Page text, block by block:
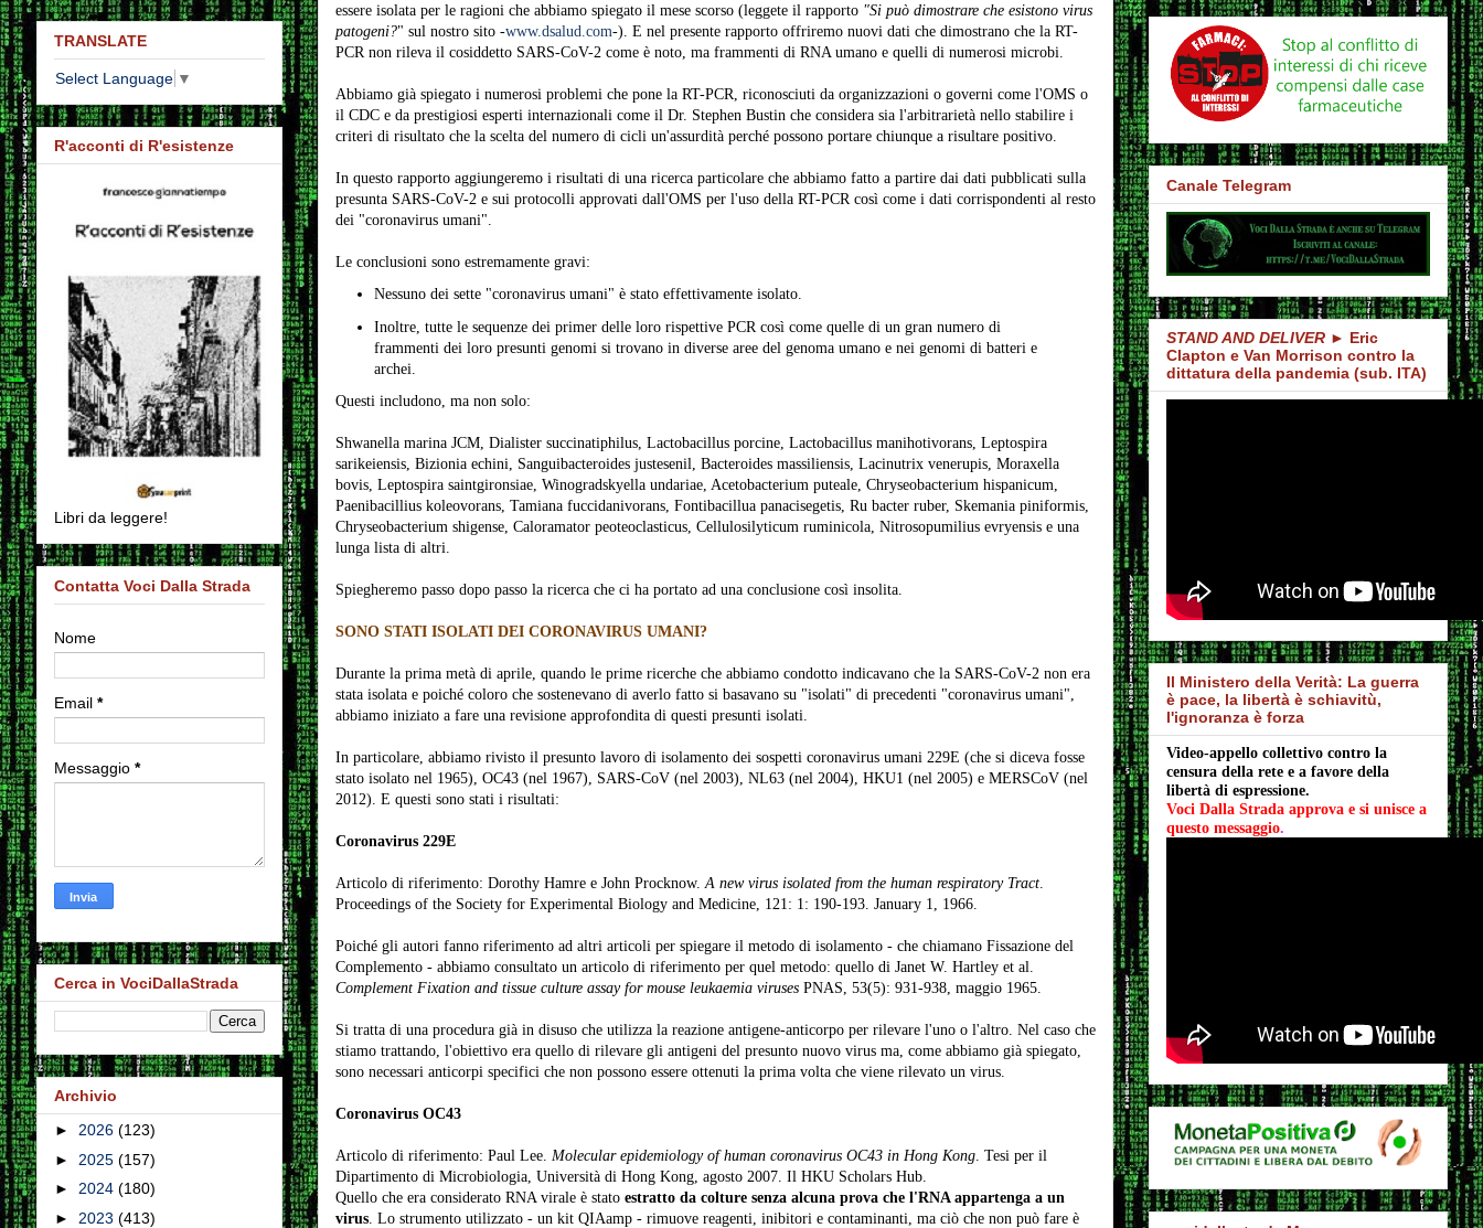
essere isolata per le ragioni che abbiamo spiegato il mese scorso (leggete il rapporto "Si può dimostrare che esistono virus
patogeni?" sul nostro sito -www.dsalud.com-). E nel presente rapporto offriremo nuovi dati che dimostrano che la RT-
PCR non rileva il cosiddetto SARS-CoV-2 come è noto, ma frammenti di RNA umano e quelli di numerosi microbi.
Abbiamo già spiegato i numerosi problemi che pone la RT-PCR, riconosciuti da organizzazioni o governi come l'OMS o
il CDC e da prestigiosi esperti internazionali come il Dr. Stephen Bustin che considera sia l'arbitrarietà nello stabilire i
criteri di risultato che la scelta del numero di cicli un'assurdità perché possono portare chiunque a risultare positivo.
In questo rapporto aggiungeremo i risultati di una ricerca particolare che abbiamo fatto a partire dai dati pubblicati sulla
presunta SARS-CoV-2 e sui protocolli approvati dall'OMS per l'uso della RT-PCR così come i dati corrispondenti al resto
dei "coronavirus umani".
Le conclusioni sono estremamente gravi:
Nessuno dei sette "coronavirus umani" è stato effettivamente isolato.
Inoltre, tutte le sequenze dei primer delle loro rispettive PCR così come quelle di un gran numero di
frammenti dei loro presunti genomi si trovano in diverse aree del genoma umano e nei genomi di batteri e
archei.
Questi includono, ma non solo:
Shwanella marina JCM, Dialister succinatiphilus, Lactobacillus porcine, Lactobacillus manihotivorans, Leptospira
sarikeiensis, Bizionia echini, Sanguibacteroides justesenil, Bacteroides massiliensis, Lacinutrix venerupis, Moraxella
bovis, Leptospira saintgironsiae, Winogradskyella undariae, Acetobacterium puteale, Chryseobacterium hispanicum,
Paenibacillius koleovorans, Tamiana fuccidanivorans, Fontibacillua panacisegetis, Ru bacter ruber, Skemania piniformis,
Chryseobacterium shigense, Caloramator peoteoclasticus, Cellulosilyticum ruminicola, Nitrosopumilius evryensis e una
lunga lista di altri.
Spiegheremo passo dopo passo la ricerca che ci ha portato ad una conclusione così insolita.
SONO STATI ISOLATI DEI CORONAVIRUS UMANI?
Durante la prima metà di aprile, quando le prime ricerche che abbiamo condotto indicavano che la SARS-CoV-2 non era
stata isolata e poiché coloro che sostenevano di averlo fatto si basavano su "isolati" di precedenti "coronavirus umani",
abbiamo iniziato a fare una revisione approfondita di questi presunti isolati.
In particolare, abbiamo rivisto il presunto lavoro di isolamento dei sospetti coronavirus umani 229E (che si diceva fosse
stato isolato nel 1965), OC43 (nel 1967), SARS-CoV (nel 2003), NL63 (nel 2004), HKU1 (nel 2005) e MERSCoV (nel
2012). E questi sono stati i risultati:
Coronavirus 229E
Articolo di riferimento: Dorothy Hamre e John Procknow.A new virus isolated from the human respiratory Tract.
Proceedings of the Society for Experimental Biology and Medicine, 121: 1: 190-193. January 1, 1966.
Poiché gli autori fanno riferimento ad altri articoli per spiegare il metodo di isolamento - che chiamano Fissazione del
Complemento - abbiamo consultato un articolo di riferimento per quel metodo: quello di Janet W. Hartley et al.
Complement Fixation and tissue culture assay for mouse leukaemia viruses PNAS, 53(5): 931-938, maggio 1965.
Si tratta di una procedura già in disuso che utilizza la reazione antigene-anticorpo per rilevare l'uno o l'altro. Nel caso che
stiamo trattando, l'obiettivo era quello di rilevare gli antigeni del presunto nuovo virus ma, come abbiamo già spiegato,
sono necessari anticorpi specifici che non possono essere ottenuti la prima volta che viene rilevato un virus.
Coronavirus OC43
Articolo di riferimento: Paul Lee. Molecular epidemiology of human coronavirus OC43 in Hong Kong. Tesi per il
Dipartimento di Microbiologia, Università di Hong Kong, agosto 2007. Il HKU Scholars Hub.
Quello che era considerato RNA virale è stato estratto da colture senza alcuna prova che l'RNA appartenga a un
virus. Lo strumento utilizzato - un kit QIAamp - rimuove reagenti, inibitori e contaminanti, ma ciò che non può fare è
TRANSLATE
Select Language ▼
R'acconti di R'esistenze
Libri da leggere!
Contatta Voci Dalla Strada
Nome
Email *
Messaggio *
Cerca in VociDallaStrada
Archivio
► 2026 (123)
► 2025 (157)
► 2024 (180)
► 2023 (413)
Canale Telegram
STAND AND DELIVER► Eric
Clapton e Van Morrison contro la
dittatura della pandemia (sub. ITA)
Il Ministero della Verità: La guerra
è pace, la libertà è schiavitù,
l'ignoranza è forza
Video-appello collettivo contro la
censura della rete e a favore della
libertà di espressione.
Voci Dalla Strada approva e si unisce a
questo messaggio.